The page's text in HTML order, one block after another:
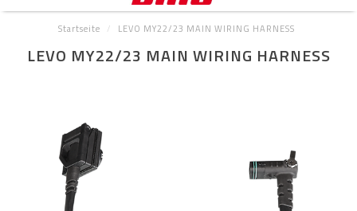
Startseite / LEVO MY22/23 MAIN WIRING HARNESS
LEVO MY22/23 MAIN WIRING HARNESS